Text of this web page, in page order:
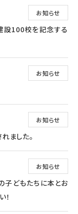
お知らせ
設100校を記念する
お知らせ
お知らせ
ました。
お知らせ
子どもたちに本とお
！